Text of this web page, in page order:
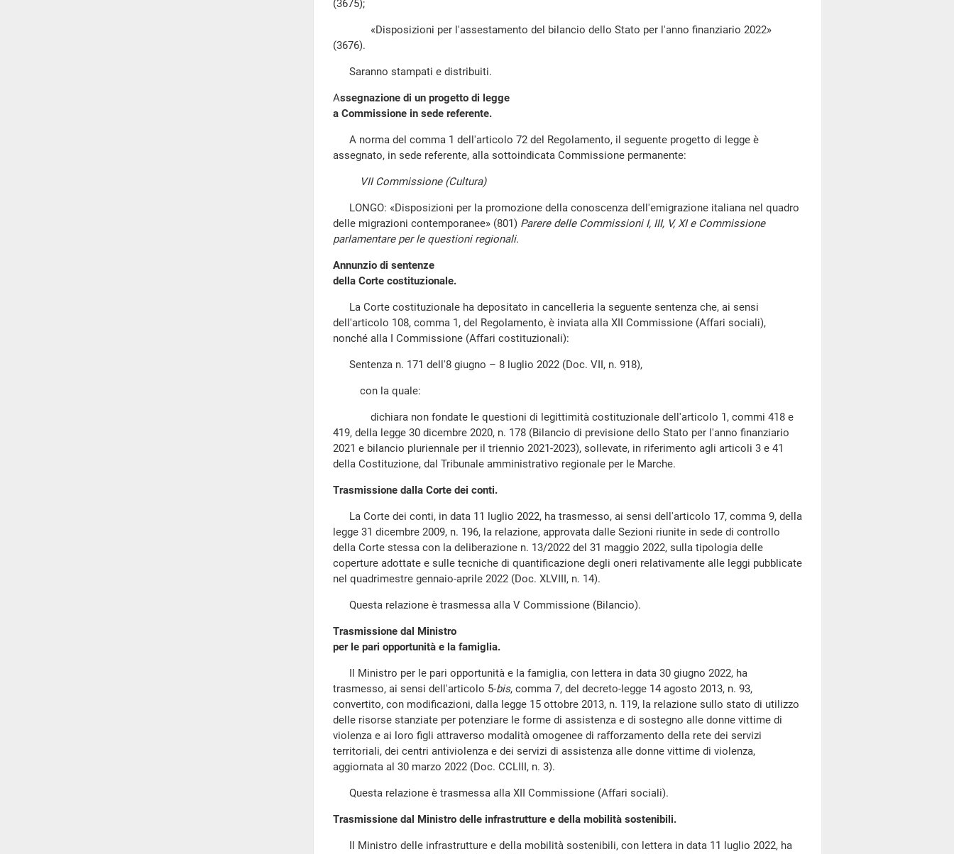
(3675);
«Disposizioni per l'assestamento del bilancio dello Stato per l'anno finanziario 2022»
(3676).
Saranno stampati e distribuiti.
Assegnazione di un progetto di legge
a Commissione in sede referente.
A norma del comma 1 dell'articolo 72 del Regolamento, il seguente progetto di legge è
assegnato, in sede referente, alla sottoindicata Commissione permanente:
VII Commissione (Cultura)
LONGO: «Disposizioni per la promozione della conoscenza dell'emigrazione italiana nel quadro
delle migrazioni contemporanee» (801) Parere delle Commissioni I, III, V, XI e Commissione
parlamentare per le questioni regionali.
Annunzio di sentenze
della Corte costituzionale.
La Corte costituzionale ha depositato in cancelleria la seguente sentenza che, ai sensi
dell'articolo 108, comma 1, del Regolamento, è inviata alla XII Commissione (Affari sociali),
nonché alla I Commissione (Affari costituzionali):
Sentenza n. 171 dell'8 giugno – 8 luglio 2022 (Doc. VII, n. 918),
con la quale:
dichiara non fondate le questioni di legittimità costituzionale dell'articolo 1, commi 418 e
419, della legge 30 dicembre 2020, n. 178 (Bilancio di previsione dello Stato per l'anno finanziario
2021 e bilancio pluriennale per il triennio 2021-2023), sollevate, in riferimento agli articoli 3 e 41
della Costituzione, dal Tribunale amministrativo regionale per le Marche.
Trasmissione dalla Corte dei conti.
La Corte dei conti, in data 11 luglio 2022, ha trasmesso, ai sensi dell'articolo 17, comma 9, della
legge 31 dicembre 2009, n. 196, la relazione, approvata dalle Sezioni riunite in sede di controllo
della Corte stessa con la deliberazione n. 13/2022 del 31 maggio 2022, sulla tipologia delle
coperture adottate e sulle tecniche di quantificazione degli oneri relativamente alle leggi pubblicate
nel quadrimestre gennaio-aprile 2022 (Doc. XLVIII, n. 14).
Questa relazione è trasmessa alla V Commissione (Bilancio).
Trasmissione dal Ministro
per le pari opportunità e la famiglia.
Il Ministro per le pari opportunità e la famiglia, con lettera in data 30 giugno 2022, ha
trasmesso, ai sensi dell'articolo 5-bis, comma 7, del decreto-legge 14 agosto 2013, n. 93,
convertito, con modificazioni, dalla legge 15 ottobre 2013, n. 119, la relazione sullo stato di utilizzo
delle risorse stanziate per potenziare le forme di assistenza e di sostegno alle donne vittime di
violenza e ai loro figli attraverso modalità omogenee di rafforzamento della rete dei servizi
territoriali, dei centri antiviolenza e dei servizi di assistenza alle donne vittime di violenza,
aggiornata al 30 marzo 2022 (Doc. CCLIII, n. 3).
Questa relazione è trasmessa alla XII Commissione (Affari sociali).
Trasmissione dal Ministro delle infrastrutture e della mobilità sostenibili.
Il Ministro delle infrastrutture e della mobilità sostenibili, con lettera in data 11 luglio 2022, ha